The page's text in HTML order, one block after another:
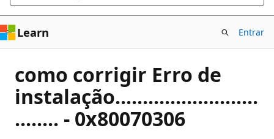
Learn Entrar
como corrigir Erro de
instalação..........................
........ - 0x80070306